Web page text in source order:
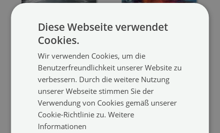
Glasbilder
Splash tropfen(#60850044)
Größe von: 100x50 cm
79.99 €
Glasbilder
Abstract fraktalen muster
(#44564891)
Größe von: 100x50 cm
Diese Webseite verwendet
Cookies.
Wir verwenden Cookies, um die
Benutzerfreundlichkeit unserer Website zu
verbessern. Durch die weitere Nutzung
unserer Webseite stimmen Sie der
Verwendung von Cookies gemäß unserer
Cookie-Richtlinie zu.Weitere
Informationen